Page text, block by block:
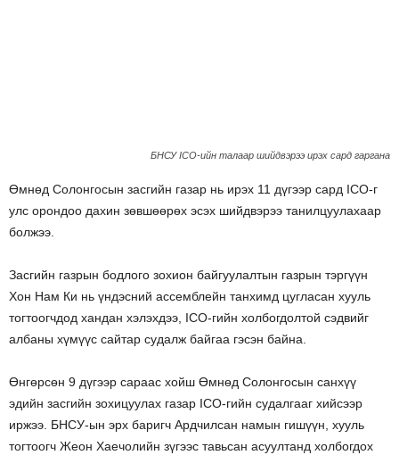
БНСУ ICO-ийн талаар шийдвэрээ ирэх сард гаргана
Өмнөд Солонгосын засгийн газар нь ирэх 11 дүгээр сард ICO-г
улс орондоо дахин зөвшөөрөх эсэх шийдвэрээ танилцуулахаар
болжээ.
Засгийн газрын бодлого зохион байгуулалтын газрын тэргүүн
Хон Нам Ки нь үндэсний ассемблейн танхимд цугласан хууль
тогтоогчдод хандан хэлэхдээ, ICO-гийн холбогдолтой сэдвийг
албаны хүмүүс сайтар судалж байгаа гэсэн байна.
Өнгөрсөн 9 дүгээр сараас хойш Өмнөд Солонгосын санхүү
эдийн засгийн зохицуулах газар ICO-гийн судалгааг хийсээр
иржээ. БНСУ-ын эрх баригч Ардчилсан намын гишүүн, хууль
тогтоогч Жеон Хаечолийн зүгээс тавьсан асуултанд холбогдох